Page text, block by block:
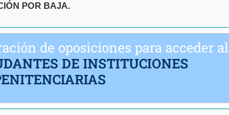
POR BAJA.
de oposiciones para acceder al
DE INSTITUCIONES